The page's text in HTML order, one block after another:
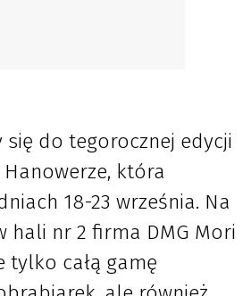
się do tegorocznej edycji
która
18-23 września. Na
hali nr 2 firma DMG Mori
tylko całą gamę